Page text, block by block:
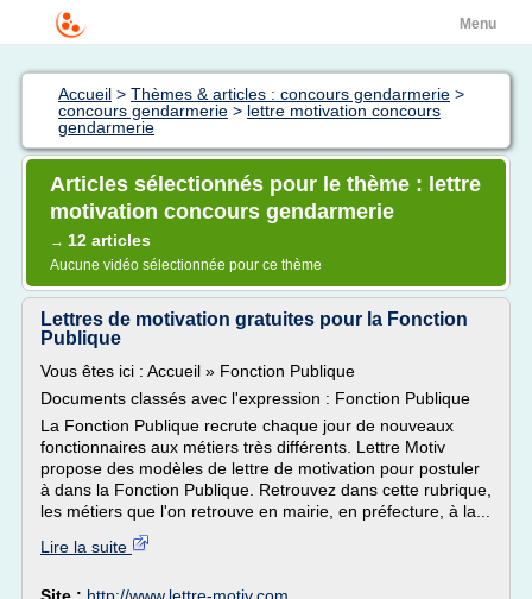
Menu
Accueil > Thèmes & articles : concours gendarmerie >
concours gendarmerie > lettre motivation concours
gendarmerie
Articles sélectionnés pour le thème : lettre
motivation concours gendarmerie
→ 12 articles
Aucune vidéo sélectionnée pour ce thème
Lettres de motivation gratuites pour la Fonction
Publique
Vous êtes ici : Accueil » Fonction Publique
Documents classés avec l'expression : Fonction Publique
La Fonction Publique recrute chaque jour de nouveaux
fonctionnaires aux métiers très différents. Lettre Motiv
propose des modèles de lettre de motivation pour postuler
à dans la Fonction Publique. Retrouvez dans cette rubrique,
les métiers que l'on retrouve en mairie, en préfecture, à la...
Lire la suite